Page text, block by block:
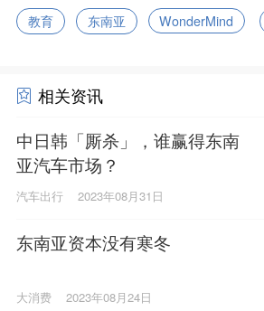
教育 东南亚 WonderMind
相关资讯
中日韩「厮杀」，谁赢得东南
亚汽车市场？
汽车出行 2023年08月31日
东南亚资本没有寒冬
大消费 2023年08月24日